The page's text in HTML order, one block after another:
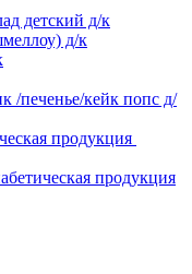
детский д/к
д/к
/печенье/кейк попс д/
продукция
продукция